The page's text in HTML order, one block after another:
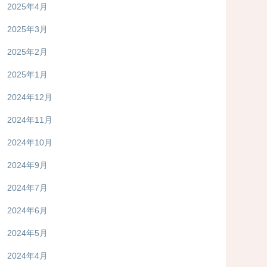
2025年4月
2025年3月
2025年2月
2025年1月
2024年12月
2024年11月
2024年10月
2024年9月
2024年7月
2024年6月
2024年5月
2024年4月